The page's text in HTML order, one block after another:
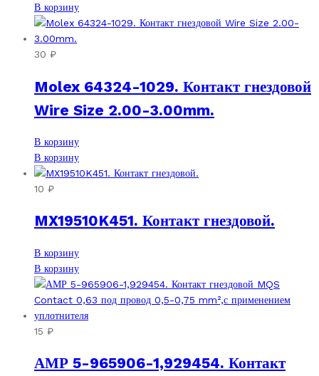
В корзину
30 ₽
Molex 64324-1029. Контакт гнездовой
Wire Size 2.00-3.00mm.
В корзину
В корзину
10 ₽
MX19510K451. Контакт гнездовой.
В корзину
В корзину
15 ₽
АМР 5-965906-1,929454. Контакт